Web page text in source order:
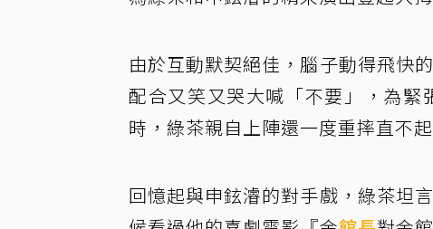
由於互動默契絕佳，腦子動得飛快
配合又笑又哭大喊「不要」，為
時，綠茶親自上陣還一度重摔直不
回憶起與申鉉濬的對手戲，綠茶坦